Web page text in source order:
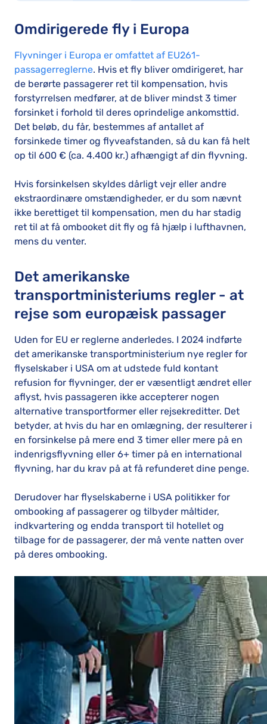
Omdirigerede fly i Europa
Flyvninger i Europa er omfattet af EU261-
passagerreglerne. Hvis et fly bliver omdirigeret, har
de berørte passagerer ret til kompensation, hvis
forstyrrelsen medfører, at de bliver mindst 3 timer
forsinket i forhold til deres oprindelige ankomsttid.
Det beløb, du får, bestemmes af antallet af
forsinkede timer og flyveafstanden, så du kan få helt
op til 600 € (ca. 4.400 kr.) afhængigt af din flyvning.
Hvis forsinkelsen skyldes dårligt vejr eller andre
ekstraordinære omstændigheder, er du som nævnt
ikke berettiget til kompensation, men du har stadig
ret til at få ombooket dit fly og få hjælp i lufthavnen,
mens du venter.
Det amerikanske
transportministeriums regler - at
rejse som europæisk passager
Uden for EU er reglerne anderledes. I 2024 indførte
det amerikanske transportministerium nye regler for
flyselskaber i USA om at udstede fuld kontant
refusion for flyvninger, der er væsentligt ændret eller
aflyst, hvis passageren ikke accepterer nogen
alternative transportformer eller rejsekreditter. Det
betyder, at hvis du har en omlægning, der resulterer i
en forsinkelse på mere end 3 timer eller mere på en
indenrigsflyvning eller 6+ timer på en international
flyvning, har du krav på at få refunderet dine penge.
Derudover har flyselskaberne i USA politikker for
ombooking af passagerer og tilbyder måltider,
indkvartering og endda transport til hotellet og
tilbage for de passagerer, der må vente natten over
på deres ombooking.